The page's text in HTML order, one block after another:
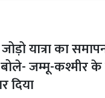
यात्रा का
बोले- जम्मू-कश्मीर
दिया